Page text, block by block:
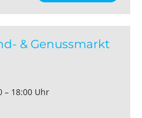
& Genussmarkt
– 18:00 Uhr